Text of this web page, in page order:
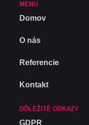
MENU
Domov
O nás
Referencie
Kontakt
DÔLEŽITÉ ODKAZY
GDPR